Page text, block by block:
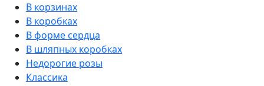
В корзинах
В коробках
В форме сердца
В шляпных коробках
Недорогие розы
Классика